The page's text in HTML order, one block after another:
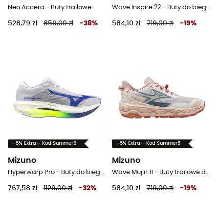
Neo Accera - Buty trailowe
528,79 zł 859,00 zł -38%
Wave Inspire 22 - Buty do biegania meskie
584,10 zł 719,00 zł -19%
-5% Extra - Kod Summer5
Mizuno
Hyperwarp Pro - Buty do biegania z płytką karbonową
767,58 zł 1129,00 zł -32%
-5% Extra - Kod Summer5
Mizuno
Wave Mujin 11 - Buty trailowe damskie
584,10 zł 719,00 zł -19%